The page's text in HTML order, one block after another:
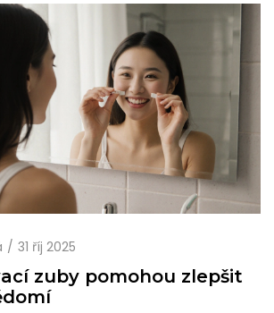
31 říj 2025
zuby pomohou zlepšit